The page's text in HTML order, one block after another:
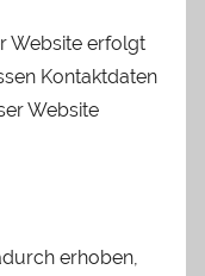
Website erfolgt
Kontaktdaten
Website
erhoben,